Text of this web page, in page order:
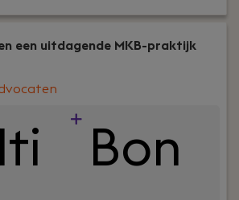
een uitdagende MKB-praktijk
Bon